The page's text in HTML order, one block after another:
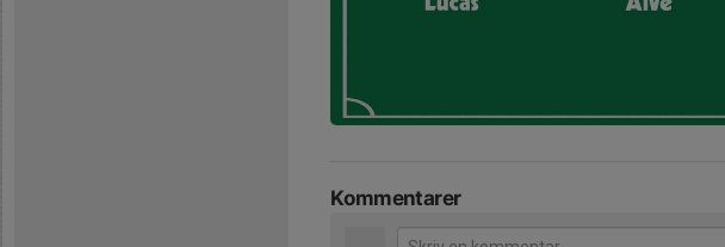
Kommentarer